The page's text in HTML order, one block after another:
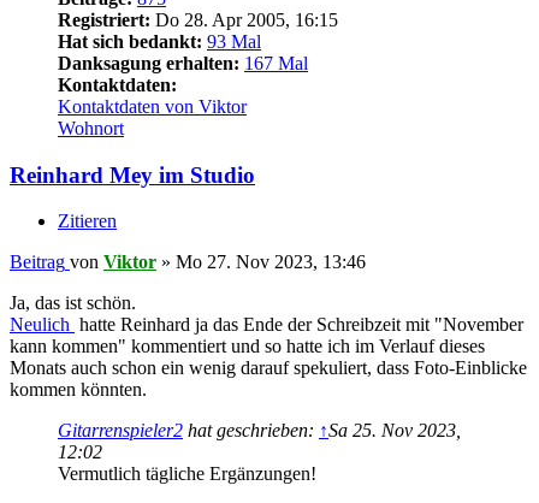
Registriert: Do 28. Apr 2005, 16:15
Hat sich bedankt: 93 Mal
Danksagung erhalten: 167 Mal
Kontaktdaten:
Kontaktdaten von Viktor
Wohnort
Reinhard Mey im Studio
Zitieren
Beitrag von Viktor » Mo 27. Nov 2023, 13:46
Ja, das ist schön.
Neulich hatte Reinhard ja das Ende der Schreibzeit mit "November
kann kommen" kommentiert und so hatte ich im Verlauf dieses
Monats auch schon ein wenig darauf spekuliert, dass Foto-Einblicke
kommen könnten.
Gitarrenspieler2 hat geschrieben: ↑Sa 25. Nov 2023,
12:02
Vermutlich tägliche Ergänzungen!